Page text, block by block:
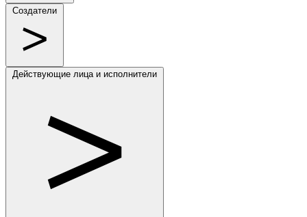
Создатели
Действующие лица и исполнители